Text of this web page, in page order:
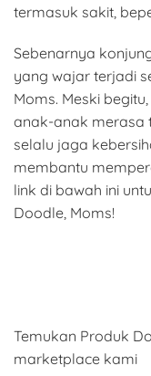
termasuk sakit,
Sebenarnya
yang wajar terjadi
Moms. Meski
anak-anak merasa
selalu jaga
membantu
link di bawah ini
Doodle, Moms!
Temukan Produk
marketplace kami